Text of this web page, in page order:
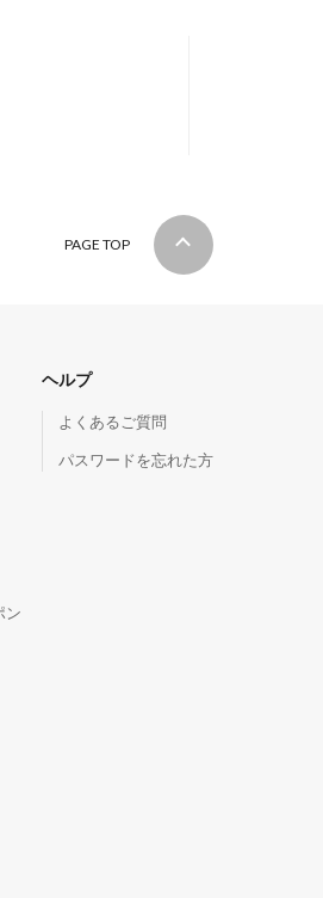
PAGE TOP
ン
ヘルプ
よくあるご質問
パスワードを忘れた方